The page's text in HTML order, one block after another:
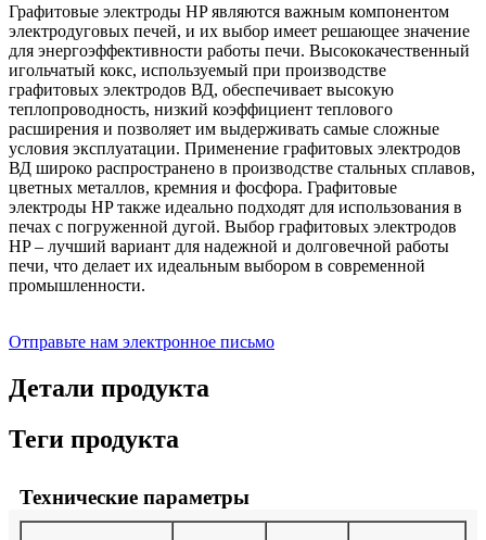
Графитовые электроды HP являются важным компонентом
электродуговых печей, и их выбор имеет решающее значение
для энергоэффективности работы печи. Высококачественный
игольчатый кокс, используемый при производстве
графитовых электродов ВД, обеспечивает высокую
теплопроводность, низкий коэффициент теплового
расширения и позволяет им выдерживать самые сложные
условия эксплуатации. Применение графитовых электродов
ВД широко распространено в производстве стальных сплавов,
цветных металлов, кремния и фосфора. Графитовые
электроды HP также идеально подходят для использования в
печах с погруженной дугой. Выбор графитовых электродов
HP – лучший вариант для надежной и долговечной работы
печи, что делает их идеальным выбором в современной
промышленности.
Отправьте нам электронное письмо
Детали продукта
Теги продукта
Технические параметры